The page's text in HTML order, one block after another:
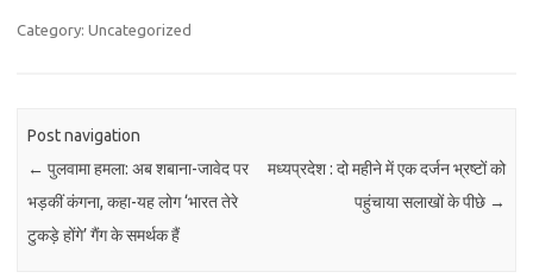
Category: Uncategorized
Post navigation
← पुलवामा हमला: अब शबाना-जावेद पर
भड़कीं कंगना, कहा-यह लोग ‘भारत तेरे
टुकड़े होंगे’ गैंग के समर्थक हैं
मध्यप्रदेश : दो महीने में एक दर्जन भ्रष्टों को
पहुंचाया सलाखों के पीछे →